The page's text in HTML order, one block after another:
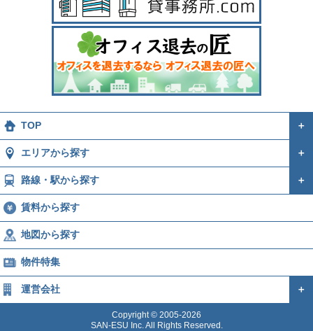
TOP ＋
エリアから探す ＋
路線・駅から探す ＋
賃料から探す
地図から探す
物件特集
運営会社 ＋
Copyright © 2005-2026
SAN-ESU Inc. All Rights Reserved.